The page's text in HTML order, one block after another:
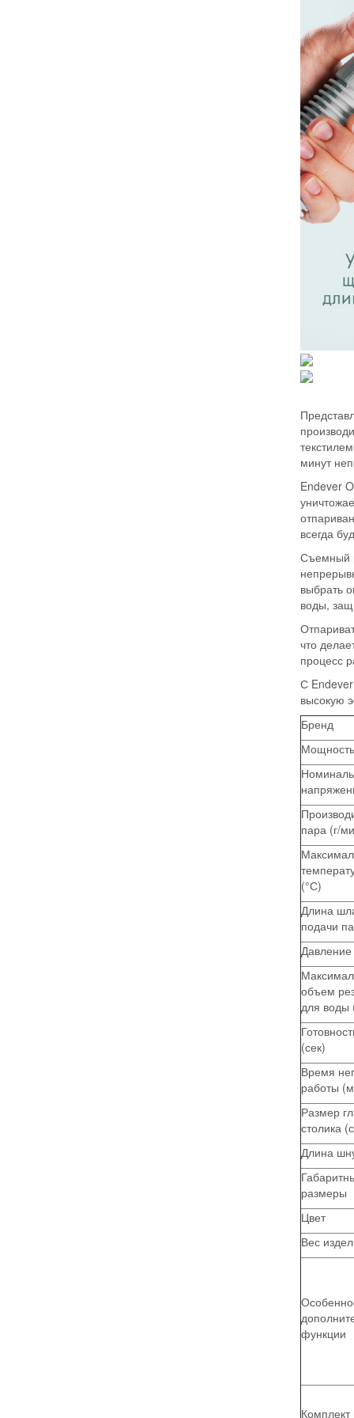
минут
Endever
всегда
Съемный
выбрать
воды,
что
процесс
С
высокую
Бренд
пара (г/
(°С)
Длина
подачи
объем
для воды
(сек)
Время
работы
Размер
столика
Длина
размеры
Цвет
Вес
функции
Комплект